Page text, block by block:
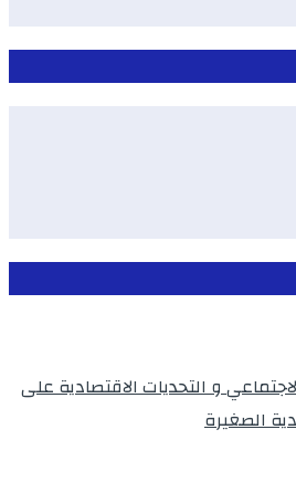
و التحديات الاقتصادية على
الصغيرة